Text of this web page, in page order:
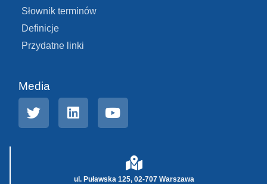
Słownik terminów
Definicje
Przydatne linki
Media
ul. Puławska 125, 02-707 Warszawa